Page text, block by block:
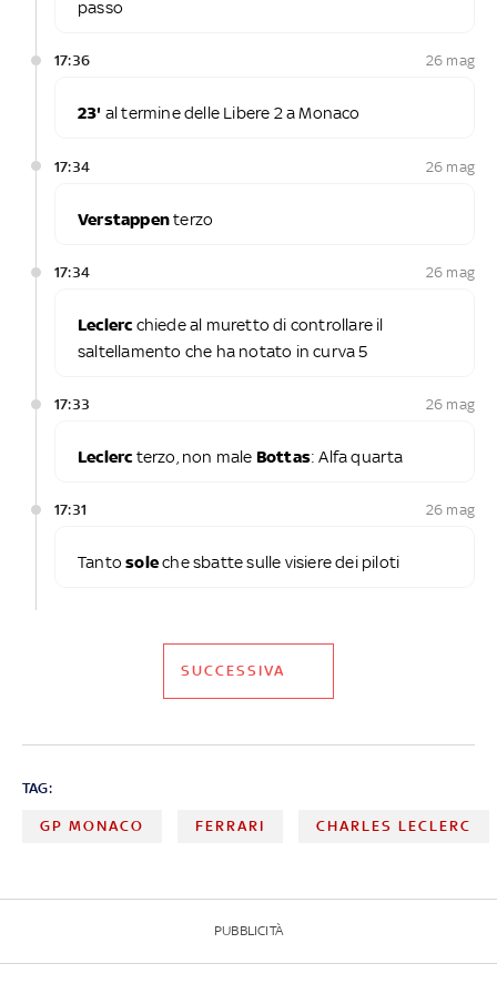
passo
17:36 26 mag
23' al termine delle Libere 2 a Monaco
17:34 26 mag
Verstappenterzo
17:34 26 mag
Leclerc chiede al muretto di controllare il
saltellamento che ha notato in curva 5
17:33 26 mag
Leclerc terzo, non male Bottas: Alfa quarta
17:31 26 mag
Tantosoleche sbatte sulle visiere dei piloti
SUCCESSIVA
TAG:
GP MONACO FERRARI CHARLES LECLERC
PUBBLICITÀ